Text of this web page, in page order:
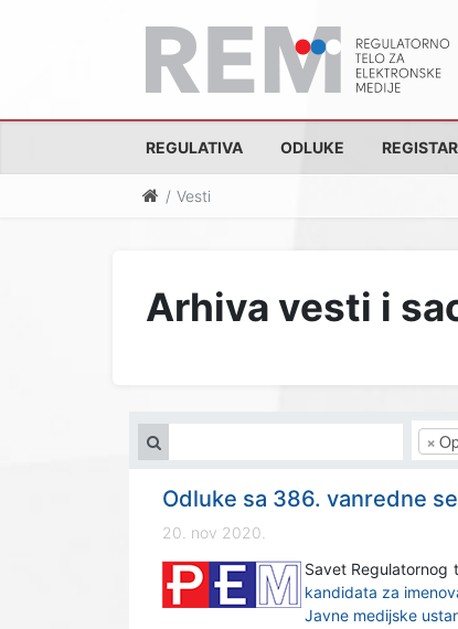
REGULATIVA ODLUKE
Vesti
Arhiva vesti i
×
Odluke sa 386. vanredne
20. nov 2020.
Savet Regulatornog
kandidata za
Javne medijske